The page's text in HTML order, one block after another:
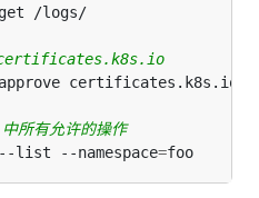
certificates.k8s.io
所有允许的操作
list --namespace=